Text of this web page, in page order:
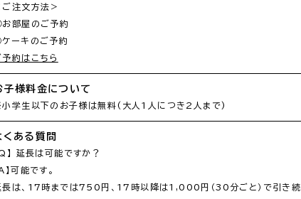
ご注文方法＞
部屋のご予約
予約はこちら
子様料金について
学生以下のお子様は無料(大人1人につき2人まで)
くある質問
Q】 延長は可能ですか？
A】可能です。
長は、17時までは750円、17時以降は1,000円（30分ごと）で引き続